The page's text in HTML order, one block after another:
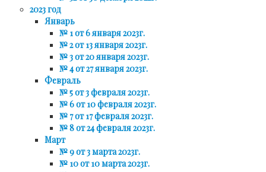
2023 год
Январь
№ 1 от 6 января 2023г.
№ 2 от 13 января 2023г.
№ 3 от 20 января 2023г.
№ 4 от 27 января 2023г.
Февраль
№ 5 от 3 февраля 2023г.
№ 6 от 10 февраля 2023г.
№ 7 от 17 февраля 2023г.
№ 8 от 24 февраля 2023г.
Март
№ 9 от 3 марта 2023г.
№ 10 от 10 марта 2023г.